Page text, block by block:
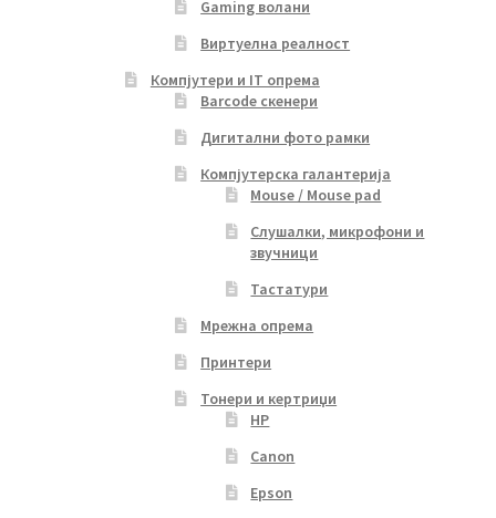
Gaming волани
Виртуелна реалност
Компјутери и IT опрема
Barcode скенери
Дигитални фото рамки
Компјутерска галантерија
Mouse / Mouse pad
Слушалки, микрофони и
звучници
Тастатури
Мрежна опрема
Принтери
Тонери и кертриџи
HP
Canon
Epson